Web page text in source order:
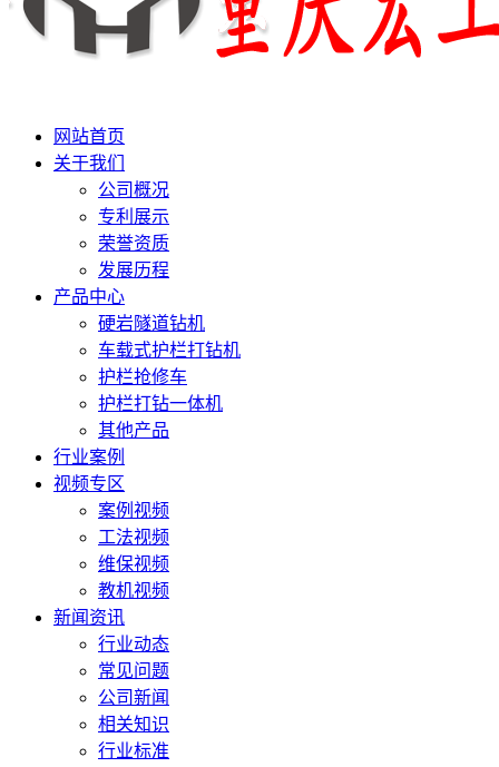
网站首页
关于我们
公司概况
专利展示
荣誉资质
发展历程
产品中心
硬岩隧道钻机
车载式护栏打钻机
护栏抢修车
护栏打钻一体机
其他产品
行业案例
视频专区
案例视频
工法视频
维保视频
教机视频
新闻资讯
行业动态
常见问题
公司新闻
相关知识
行业标准